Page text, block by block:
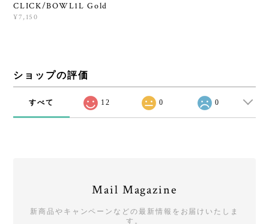
CLICK/BOWL1L Gold
¥7,150
ショップの評価
すべて 12 0 0
Mail Magazine
新商品やキャンペーンなどの最新情報をお届けいたしま
す。